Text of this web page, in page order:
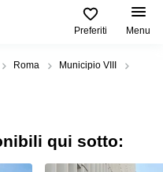
Preferiti Menu
Roma
Municipio VIII
qui sotto: